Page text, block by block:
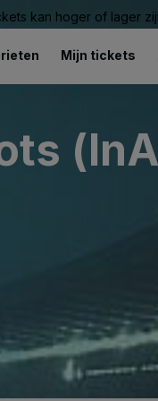
kan hoger of lager
Mijn tickets